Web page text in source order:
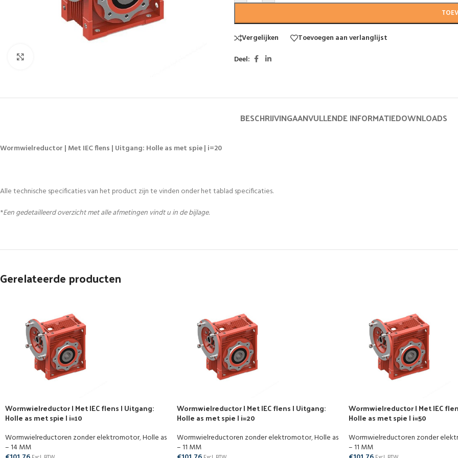
Vergelijken
Toevoegen aan verlanglijst
Deel:
BESCHRIJVINGAANVULLENDE INFORMATIEDOWNLOADS
Wormwielreductor | Met IEC flens | Uitgang: Holle as met spie | i=20
Alle technische specificaties van het product zijn te vinden onder het tablad specificaties.
*Een gedetailleerd overzicht met alle afmetingen vindt u in de bijlage.
Gerelateerde producten
Wormwielreductor | Met IEC flens | Uitgang:
Holle as met spie | i=10
Wormwielreductoren zonder elektromotor,Holle as
– 14 MM
Wormwielreductor | Met IEC flens | Uitgang:
Holle as met spie | i=20
Wormwielreductoren zonder elektromotor,Holle as
– 11 MM
Wormwielreductor | Met IEC
Holle as met spie | i=50
Wormwielreductoren zonder
– 11 MM